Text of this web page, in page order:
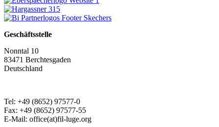
Geschäftsstelle
Nonntal 10
83471 Berchtesgaden
Deutschland
Tel: +49 (8652) 97577-0
Fax: +49 (8652) 97577-55
E-Mail: office(at)fil-luge.org